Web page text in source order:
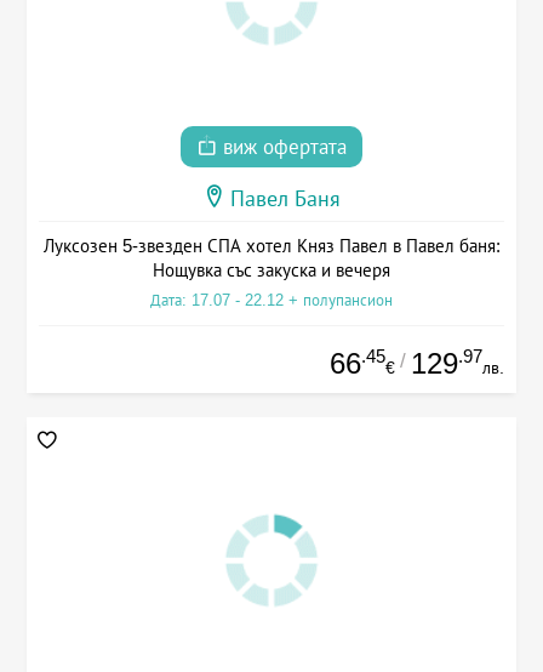
виж офертата
Павел Баня
Луксозен 5-звезден СПА хотел Княз Павел в Павел баня:
Нощувка със закуска и вечеря
Дата: 17.07 - 22.12 + полупансион
66.45
€ / 129.97
лв.